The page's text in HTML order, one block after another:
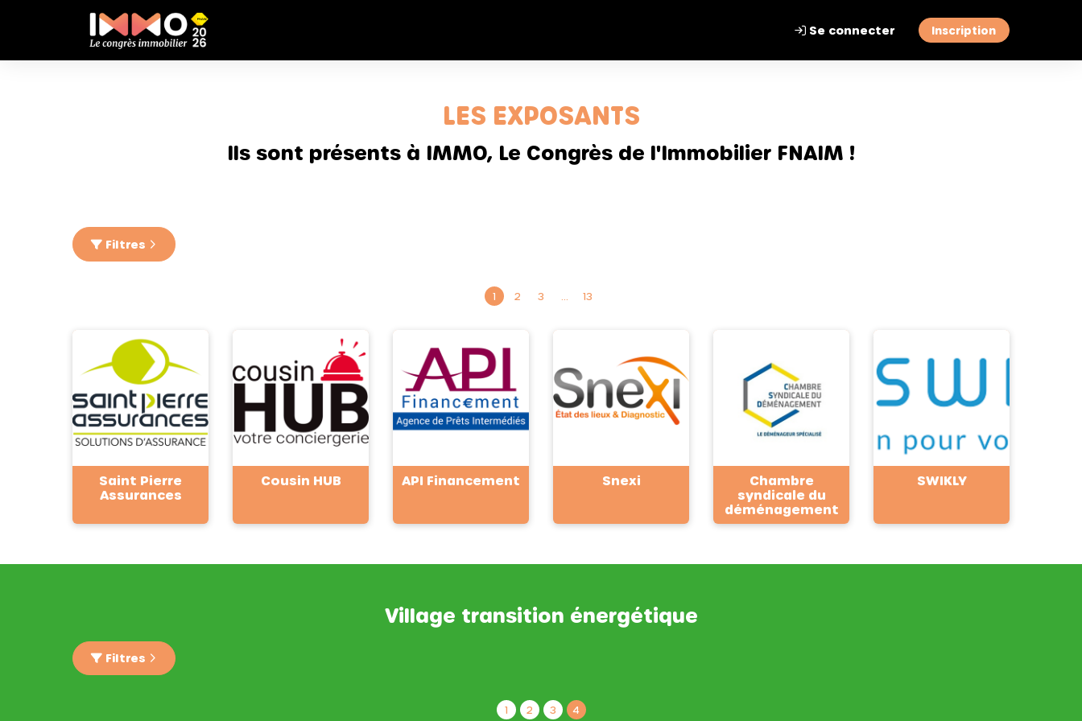
Se connecter Inscription
LES EXPOSANTS
Ils sont présents à IMMO, Le Congrès de l'Immobilier FNAIM !
Filtres
1 2 3 13
Saint Pierre
Assurances
Cousin HUB API Financement Snexi
Chambre
syndicale du
déménagement
SWIKLY
Village transition énergétique
Filtres
1 2 3 4